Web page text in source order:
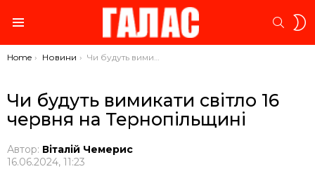
You are here:
Home Новини Чи будуть вимикати світло 16 червня на Тернопільщині
Чи будуть вимикати світло 16
червня на Тернопільщині
Автор: Віталій Чемерис
16.06.2024, 11:23